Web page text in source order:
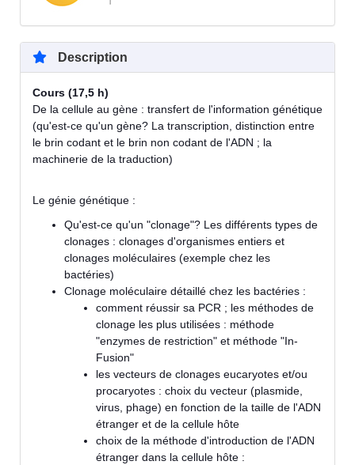
Description
Cours (17,5 h)
De la cellule au gène : transfert de l'information génétique
(qu'est-ce qu'un gène? La transcription, distinction entre
le brin codant et le brin non codant de l'ADN ; la
machinerie de la traduction)
Le génie génétique :
Qu'est-ce qu'un "clonage"? Les différents types de
clonages : clonages d'organismes entiers et
clonages moléculaires (exemple chez les
bactéries)
Clonage moléculaire détaillé chez les bactéries :
comment réussir sa PCR ; les méthodes de
clonage les plus utilisées : méthode
"enzymes de restriction" et méthode "In-
Fusion"
les vecteurs de clonages eucaryotes et/ou
procaryotes : choix du vecteur (plasmide,
virus, phage) en fonction de la taille de l'ADN
étranger et de la cellule hôte
choix de la méthode d'introduction de l'ADN
étranger dans la cellule hôte :